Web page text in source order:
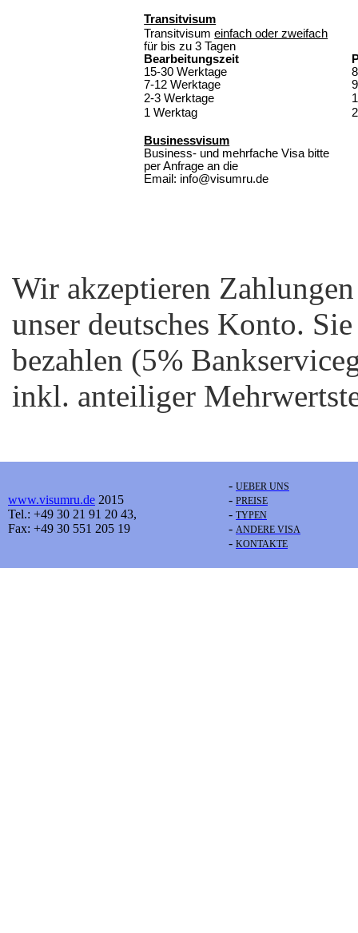
Transitvisum
Transitvisumeinfach oder zweifach
für bis zu 3 Tagen
Bearbeitungszeit
15-30 Werktage
7-12 Werktage
2-3 Werktage
1 Werktag
Businessvisum
Business- und mehrfache Visa bitte
perAnfrage an die
Email: info@visumru.de
Wir akzeptieren
unser deutsches Konto.
bezahlen (5%
inkl. anteiliger
www.visumru.de 2015
Tel.: +49 30 21 91 20 43,
Fax: +49 30 551 205 19
- UEBER UNS
- PREISE
- TYPEN
- ANDERE VISA
- KONTAKTE